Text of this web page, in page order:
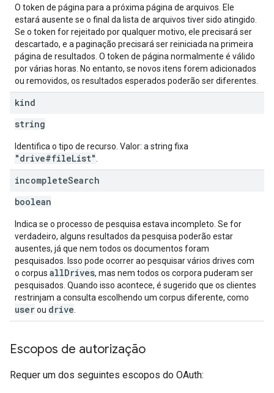
O token de página para a próxima página de arquivos. Ele
estará ausente se o final da lista de arquivos tiver sido atingido.
Se o token for rejeitado por qualquer motivo, ele precisará ser
descartado, e a paginação precisará ser reiniciada na primeira
página de resultados. O token de página normalmente é válido
por várias horas. No entanto, se novos itens forem adicionados
ou removidos, os resultados esperados poderão ser diferentes.
kind
string
Identifica o tipo de recurso. Valor: a string fixa
"drive#fileList"
incompleteSearch
boolean
Indica se o processo de pesquisa estava incompleto. Se for
verdadeiro, alguns resultados da pesquisa poderão estar
ausentes, já que nem todos os documentos foram
pesquisados. Isso pode ocorrer ao pesquisar vários drives com
o corpus allDrives, mas nem todos os corpora puderam ser
pesquisados. Quando isso acontece, é sugerido que os clientes
restrinjam a consulta escolhendo um corpus diferente, como
userou drive
Escopos de autorização
Requer um dos seguintes escopos do OAuth: